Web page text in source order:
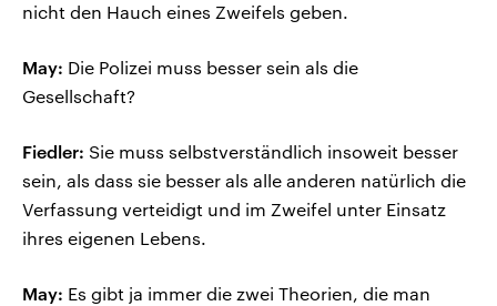
nicht den Hauch eines Zweifels geben.
May: Die Polizei muss besser sein als die
Gesellschaft?
Fiedler: Sie muss selbstverständlich insoweit besser
sein, als dass sie besser als alle anderen natürlich die
Verfassung verteidigt und im Zweifel unter Einsatz
ihres eigenen Lebens.
May: Es gibt ja immer die zwei Theorien, die man